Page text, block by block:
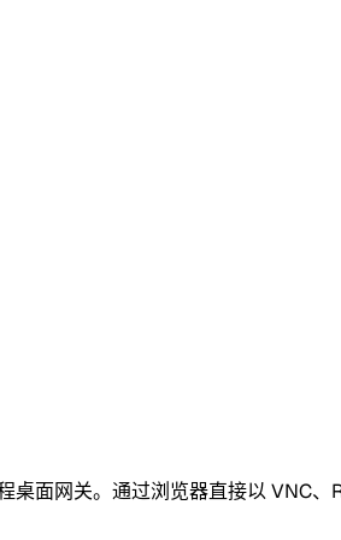
网关。通过浏览器直接以 VNC、